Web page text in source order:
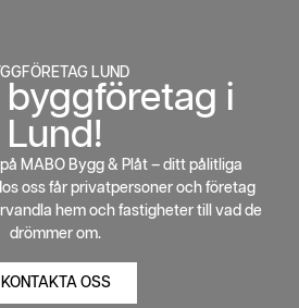
LUND
byggföretag i
Lund!
MABO Bygg & Plåt – ditt pålitliga
oss får privatpersoner och företag
hem och fastigheter till vad de
drömmer om.
KONTAKTA OSS